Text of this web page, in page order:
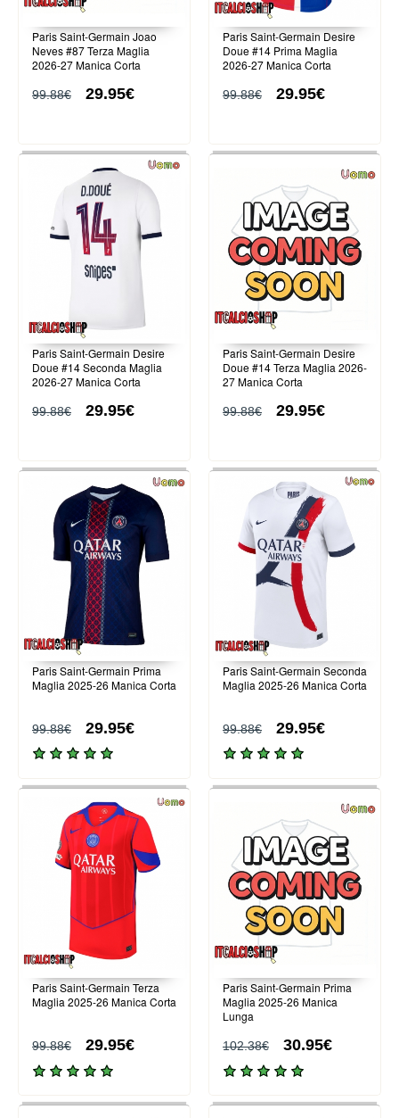
Paris Saint-Germain Joao
Neves #87 Terza Maglia
2026-27 Manica Corta
99.88€ 29.95€
Paris Saint-Germain Desire
Doue #14 Prima Maglia
2026-27 Manica Corta
99.88€ 29.95€
Paris Saint-Germain Desire
Doue #14 Seconda Maglia
2026-27 Manica Corta
99.88€ 29.95€
Paris Saint-Germain Desire
Doue #14 Terza Maglia 2026-
27 Manica Corta
99.88€ 29.95€
Paris Saint-Germain Prima
Maglia 2025-26 Manica Corta
99.88€ 29.95€
Paris Saint-Germain Seconda
Maglia 2025-26 Manica Corta
99.88€ 29.95€
Paris Saint-Germain Terza
Maglia 2025-26 Manica Corta
99.88€ 29.95€
Paris Saint-Germain Prima
Maglia 2025-26 Manica
Lunga
102.38€ 30.95€